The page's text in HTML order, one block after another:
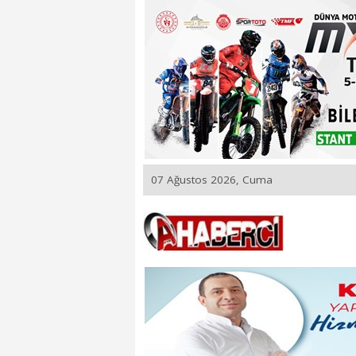
07 Ağustos 2026, Cuma